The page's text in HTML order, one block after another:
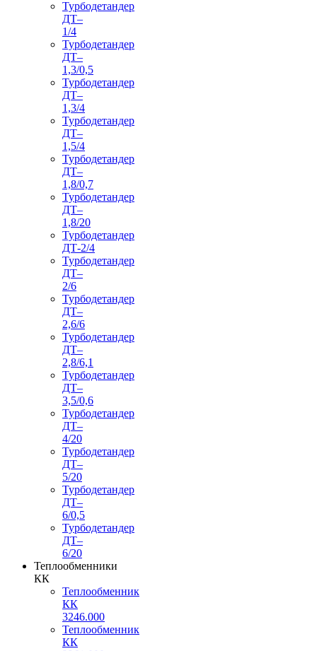
Турбодетандер
ДТ–
1/4
Турбодетандер
ДТ–
1,3/0,5
Турбодетандер
ДТ–
1,3/4
Турбодетандер
ДТ–
1,5/4
Турбодетандер
ДТ–
1,8/0,7
Турбодетандер
ДТ–
1,8/20
Турбодетандер
ДТ-2/4
Турбодетандер
ДТ–
2/6
Турбодетандер
ДТ–
2,6/6
Турбодетандер
ДТ–
2,8/6,1
Турбодетандер
ДТ–
3,5/0,6
Турбодетандер
ДТ–
4/20
Турбодетандер
ДТ–
5/20
Турбодетандер
ДТ–
6/0,5
Турбодетандер
ДТ–
6/20
Теплообменники
КК
Теплообменник
КК
3246.000
Теплообменник
КК